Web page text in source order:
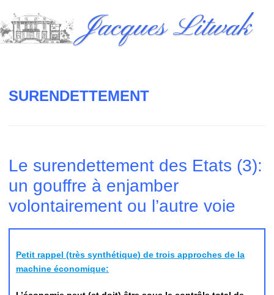
to
content
Jacques Litwak
SURENDETTEMENT
Le surendettement des Etats (3):
un gouffre à enjamber
volontairement ou l’autre voie
Petit rappel (très synthétique) de trois approches de la
machine économique: